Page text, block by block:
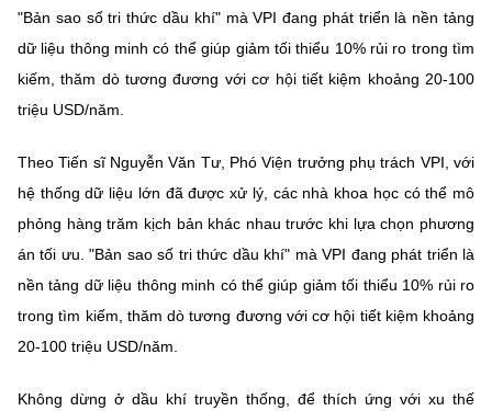
"Bản sao số tri thức dầu khí" mà VPI đang phát triển là nền tảng
dữ liệu thông minh có thể giúp giảm tối thiểu 10% rủi ro trong tìm
kiếm, thăm dò tương đương với cơ hội tiết kiệm khoảng 20-100
triệu USD/năm.
Theo Tiến sĩ Nguyễn Văn Tư, Phó Viện trưởng phụ trách VPI, với
hệ thống dữ liệu lớn đã được xử lý, các nhà khoa học có thể mô
phỏng hàng trăm kịch bản khác nhau trước khi lựa chọn phương
án tối ưu. "Bản sao số tri thức dầu khí" mà VPI đang phát triển là
nền tảng dữ liệu thông minh có thể giúp giảm tối thiểu 10% rủi ro
trong tìm kiếm, thăm dò tương đương với cơ hội tiết kiệm khoảng
20-100 triệu USD/năm.
Không dừng ở dầu khí truyền thống, để thích ứng với xu thế